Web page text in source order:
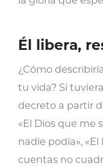
Él libera,
¿Cómo
tu vida? Si
decreto a partir
«El Dios que me
nadie podía»,
cuentas no